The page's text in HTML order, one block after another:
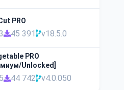
PRO
45 391 v18.5.0
PRO
Unlocked]
44 742 v4.0.050